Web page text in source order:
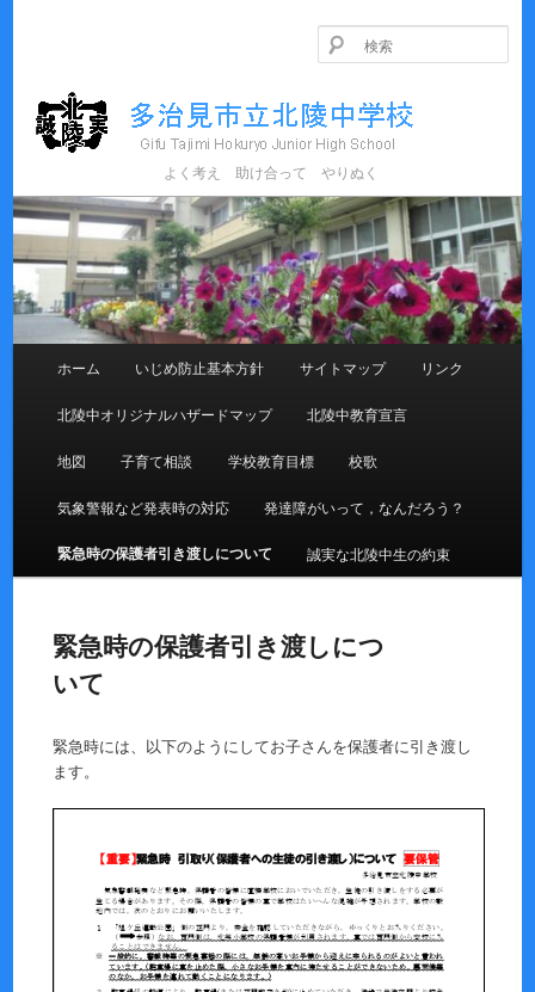
へ
移
動
多治見市立北陵中学校
よく考え 助け合って やりぬく
ホーム いじめ防止基本方針 サイトマップ リンク
北陵中オリジナルハザードマップ 北陵中教育宣言
地図 子育て相談 学校教育目標 校歌
気象警報など発表時の対応 発達障がいって，なんだろう？
緊急時の保護者引き渡しについて 誠実な北陵中生の約束
緊急時の保護者引き渡しにつ
いて
緊急時には、以下のようにしてお子さんを保護者に引き渡し
ます。